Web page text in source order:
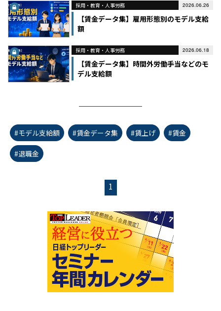
採用・教育・人事労務 2026.06.26
【賃金データ集】雇用形態別のモデル支給
額
採用・教育・人事労務 2026.06.18
【賃金データ集】時間外労働手当などのモ
デル支給額
#モデル支給額 #賃金データ集 #賃上げ #賃金
#退職金
1